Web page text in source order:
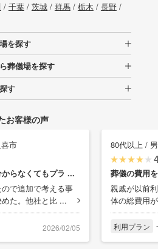
/ 千葉/ 茨城/ 群馬/ 栃木 / 長野/
を探す
葬儀場を探す
す
お客様の声
市
らなくてもプラ ...
で追加で考える事
た。他社と比 ...
2026/02/05
80代以上 /
葬儀の費用
親戚が以前
体の総費用
利用プラン